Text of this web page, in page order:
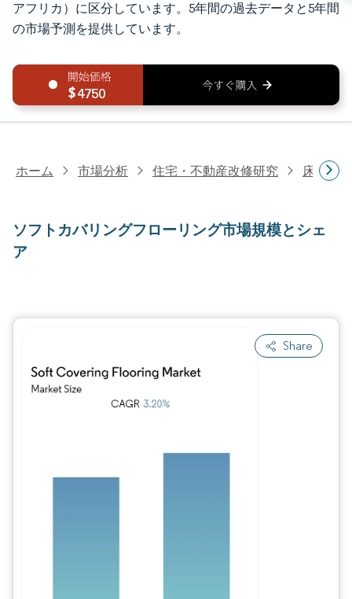
アフリカ）に区分しています。5年間の過去データと5年間
の市場予測を提供しています。
4750
ホーム 市場分析 住宅・不動産改修研究 床材研究
ソフトカバリングフローリング市場規模とシェ
ア
Share